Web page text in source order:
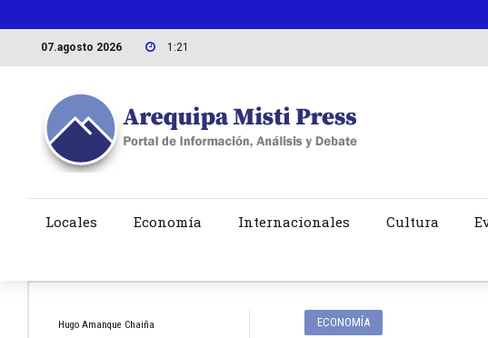
07.agosto 2026 1:21
Locales Economía Internacionales Cultura
Hugo Amanque Chaiña ECONOMÍA